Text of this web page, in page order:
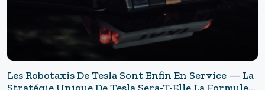
Les Robotaxis De Tesla Sont Enfin En Service — La